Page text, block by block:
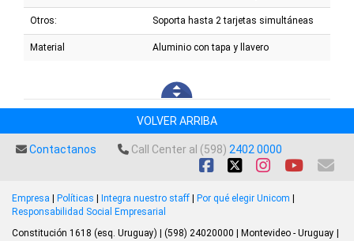
Otros: Soporta hasta 2 tarjetas simultáneas
Material Aluminio con tapa y llavero
VOLVER ARRIBA
Contactanos Call Center al (598) 2402 0000
Empresa | Políticas | Integra nuestro staff | Por qué elegir Unicom |
Responsabilidad Social Empresarial
Constitución 1618 (esq. Uruguay) | (598) 24020000 | Montevideo - Uruguay |